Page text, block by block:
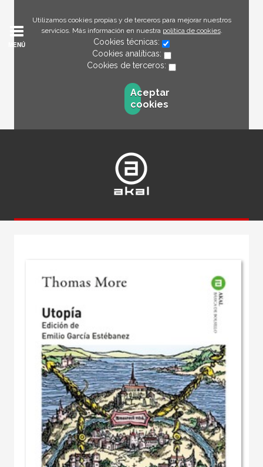
Utilizamos cookies propias y de terceros para mejorar nuestros
servicios. Más información en nuestra política de cookies.
Cookies técnicas:
Cookies analíticas:
Cookies de terceros:
Aceptar
cookies
MENÚ